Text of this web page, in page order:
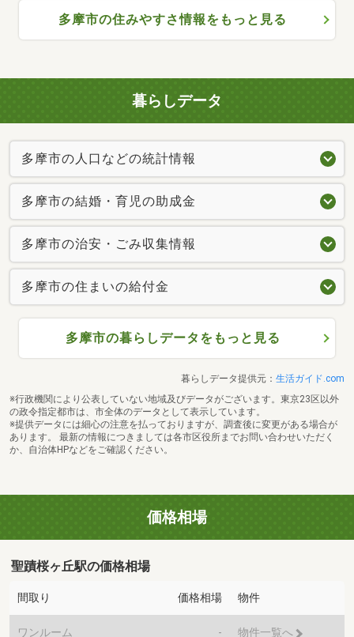
多摩市の住みやすさ情報をもっと見る
暮らしデータ
多摩市の人口などの統計情報
多摩市の結婚・育児の助成金
多摩市の治安・ごみ収集情報
多摩市の住まいの給付金
多摩市の暮らしデータをもっと見る
暮らしデータ提供元： 生活ガイド.com
※行政機関により公表していない地域及びデータがございます。東京23区以外
の政令指定都市は、市全体のデータとして表示しています。
※提供データには細心の注意を払っておりますが、調査後に変更がある場合が
あります。 最新の情報につきましては各市区役所までお問い合わせいただく
か、自治体HPなどをご確認ください。
価格相場
聖蹟桜ヶ丘駅の価格相場
間取り 価格相場 物件
ワンルーム - 物件一覧へ